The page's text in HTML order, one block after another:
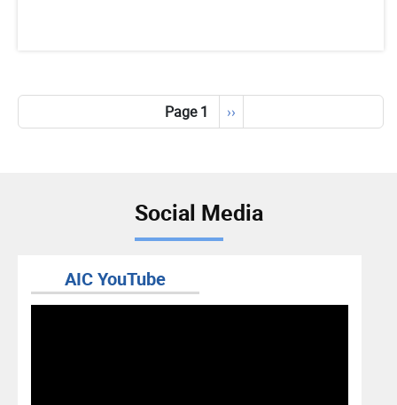
Pagination Page 1
Next
page
››
Social Media
AIC YouTube